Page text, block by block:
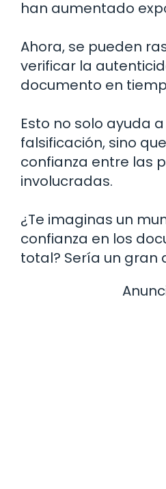
han aumentado
Ahora, se pueden
verificar la
documento en
Esto no solo ayuda
falsificación, sino
confianza entre las
involucradas.
¿Te imaginas un
confianza en los
total? Sería un gran